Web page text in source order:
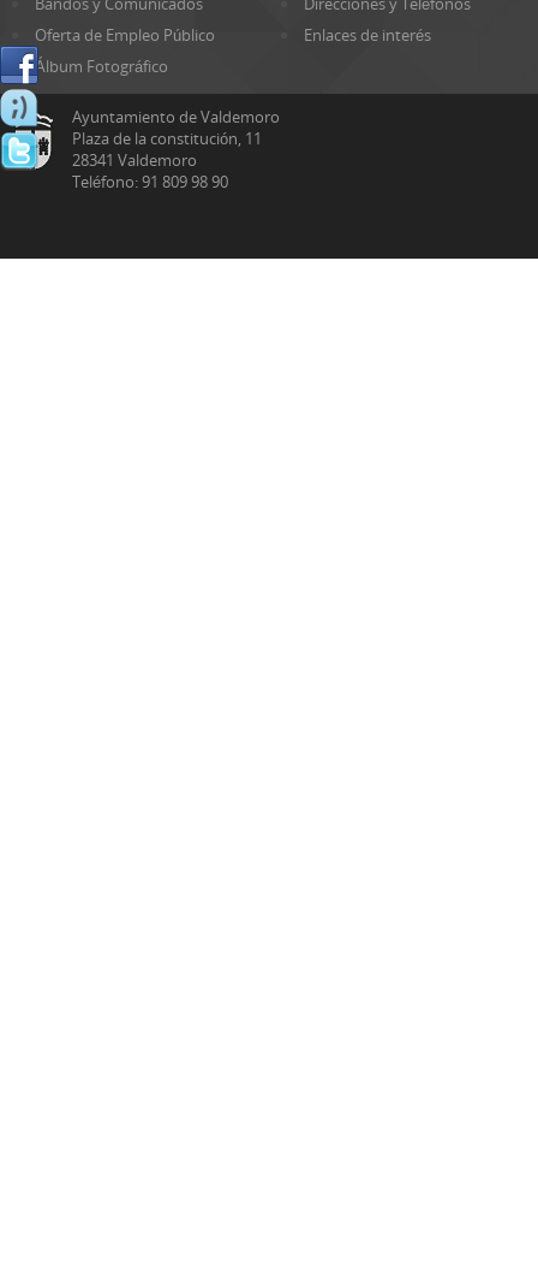
Oferta de Empleo Público
Enlaces de interés
Álbum Fotográfico
Ayuntamiento de Valdemoro
Plaza de la constitución, 11
28341 Valdemoro
Teléfono: 91 809 98 90